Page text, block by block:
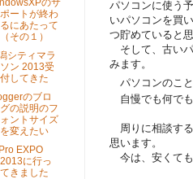
パソコンに使う
いパソコンを買
つ貯めていると思
そして、古い
みます。
パソコンのこと
自慢でも何でも
周りに相談す
思います。
今は、安くても
のサ
ポートが終わ
るにあたって
（その１）
シティマラ
ソン 2013受
付してきた
のブロ
グの説明のフ
ォントサイズ
を変えたい
EXPO
2013に行っ
てきました